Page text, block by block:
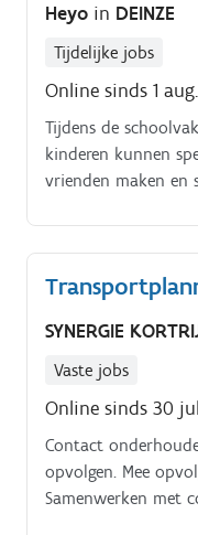
genieten van de
homogene groep:.
Heyo in DEINZE
Tijdelijke jobs
Online sinds 1
Tijdens de
kinderen kunnen
vrienden maken en
SYNERGIE
Vaste jobs
Online sinds 30
Contact
opvolgen. Mee
Samenwerken met